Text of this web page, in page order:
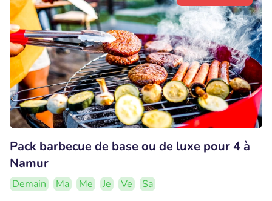
Pack barbecue de base ou de luxe pour 4 à
Namur
Demain Ma Me Je Ve
Sa